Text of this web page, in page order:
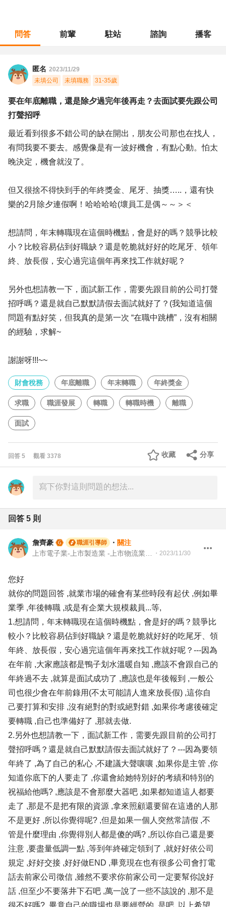
問答 前輩 駐站 諮詢 播客
匿名 2023/11/29
未填公司
未填職務 31-35歲
要在年底離職，還是除夕過完年後再走？去面試要先跟公司
打聲招呼
最近看到很多不錯公司的缺在開出，朋友公司那也在找人，
有問我要不要去。感覺像是有一波好機會，有點心動。怕太
晚決定，機會就沒了。
但又很捨不得快到手的年終獎金、尾牙、抽獎…..，還有快
樂的2月除夕連假啊！哈哈哈哈(壞員工是偶～～＞＜
想請問，年末轉職現在這個時機點，會是好的嗎？競爭比較
小？比較容易佔到好職缺？還是乾脆就好好的吃尾牙、領年
終、放長假，安心過完這個年再來找工作就好呢？
另外也想請教一下，面試新工作，需要先跟目前的公司打聲
招呼嗎？還是就自己默默請假去面試就好了？(我知道這個
問題有點好笑，但我真的是第一次 “在職中跳槽”，沒有相關
的經驗，求解~
謝謝呀!!!~~
財會稅務 年底離職 年末轉職 年終獎金
求職 職涯發展 轉職 轉職時機 離職
面試
回答 5 觀看 3378 分享
收藏
回答 5 則
詹齊豪 職涯引導師 ・ 關注
・ 2023/11/30
您好
就你的問題回答 ,就業市場的確會有某些時段有起伏 ,例如畢
業季 ,年後轉職 ,或是有企業大規模裁員...等,
1.想請問，年末轉職現在這個時機點，會是好的嗎？競爭比
較小？比較容易佔到好職缺？還是乾脆就好好的吃尾牙、領
年終、放長假，安心過完這個年再來找工作就好呢？---因為
在年前 ,大家應該都是鴨子划水溫暖自知 ,應該不會跟自己的
年終過不去 ,就算是面試成功了 ,應該也是年後報到 ,一般公
司也很少會在年前錄用(不太可能請人進來放長假) ,這你自
己要打算和安排 ,沒有絕對的對或絕對錯 ,如果你考慮後確定
要轉職 ,自己也準備好了 ,那就去做.
2.另外也想請教一下，面試新工作，需要先跟目前的公司打
聲招呼嗎？還是就自己默默請假去面試就好了？---因為要領
年終了 ,為了自己的私心 ,不建議大聲嚷嚷 ,如果你是主管 ,你
知道你底下的人要走了 ,你還會給她特別好的考績和特別的
祝福給他嗎? ,應該是不會那麼大器吧 ,如果都知道這人都要
走了 ,那是不是把有限的資源 ,拿來照顧還要留在這邊的人那
不是更好 ,所以你覺得呢? ,但是如果一個人突然常請假 ,不
管是什麼理由 ,你覺得別人都是傻的嗎? ,所以你自己還是要
注意 ,要盡量低調一點 ,等到年終確定領到了 ,就好好依公司
規定 ,好好交接 ,好好做END ,畢竟現在也有很多公司會打電
話去前家公司徵信 ,雖然不要求你前家公司一定要幫你說好
話 ,但至少不要落井下石吧 ,萬一說了一些不該說的 ,那不是
很不好嗎? ,畢竟自己的職場也是要經營的 ,是吧 ,以上希望